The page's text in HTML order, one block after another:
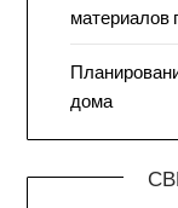
материалов
дома